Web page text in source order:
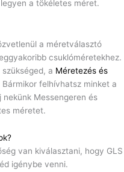
a tökéletes méret.
a méretválasztó
csuklóméretekhez.
a Méretezés és
felhívhatsz minket a
Messengeren és
méretet.
van kiválasztani, hogy GLS
igénybe venni.